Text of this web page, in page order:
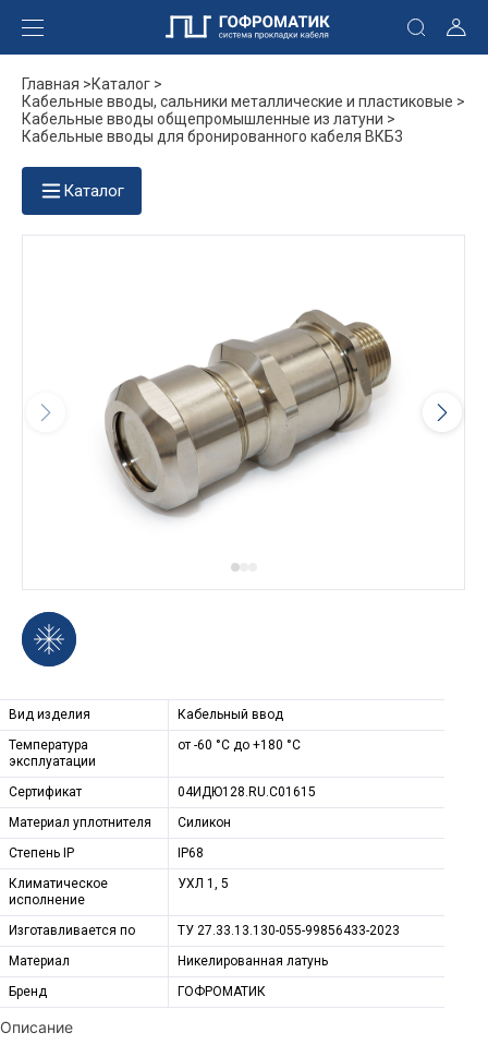
Главная >Каталог >
Кабельные вводы, сальники металлические и пластиковые >
Кабельные вводы общепромышленные из латуни >
Кабельные вводы для бронированного кабеля ВКБ3
Каталог
Вид изделия
Кабельный ввод
Температура
эксплуатации
от -60 °С до +180 °С
Сертификат
04ИДЮ128.RU.С01615
Материал уплотнителя
Силикон
Степeнь IP
IP68
Климатическое
исполнение
УХЛ 1, 5
Изготавливается по
ТУ 27.33.13.130-055-99856433-2023
Материал
Никелированная латунь
Бренд
ГОФРОМАТИК
Описание